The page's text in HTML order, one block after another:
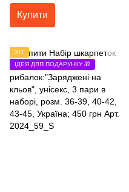
Купити
ХІТ
ІДЕЯ ДЛЯ ПОДАРУНКУ 🎁